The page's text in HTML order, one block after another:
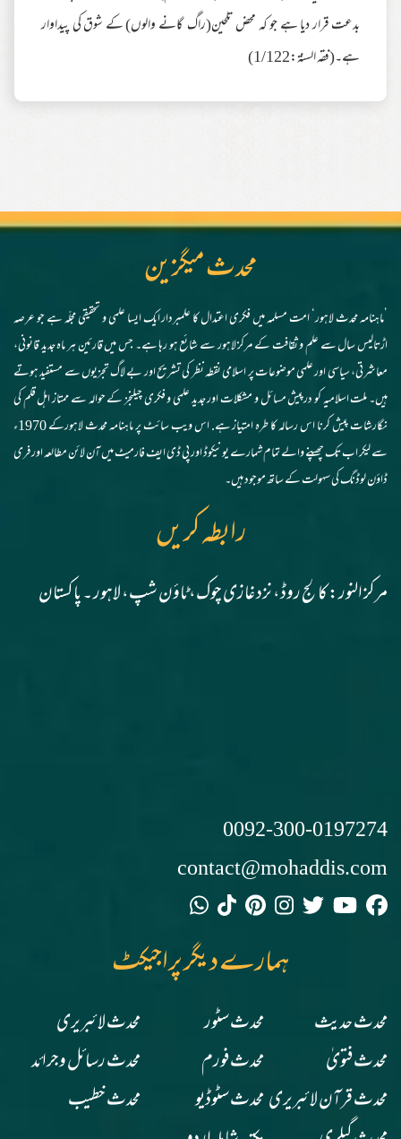
بدعت قرار دیا ہے جو کہ محض تلحین(راگ گانے والوں) کے شوق کی پیداوار
ہے۔(فقہ السنۃ:1/122)
محدث میگزین
’ماہنامہ محدث لاہور‘ امت مسلمہ میں فکری اعتدال کا علمبردار ایک ایسا علمی و تحقیقی مجلّہ ہے جو عرصہ
اڑتالیس سال سے علم و ثقافت کے مرکز لاہور سے شائع ہو رہا ہے۔ جس میں قارئین ہر ماہ جدید قانونی،
معاشرتی، سیاسی اور علمی موضوعات پر اسلامی نقطہ نظر کی تشریح اور بے لاگ تجزیوں سے مستفید ہوتے
ہیں۔ ملت اسلامیہ کو درپیش مسائل و مشکلات اور جدید علمی و فکری چیلنجز کے حوالہ سے ممتاز اہل قلم کی
نگارشات پیش کرنا اس رسالہ کا طرہ امتیاز ہے. اس ویب سائٹ پر ماہنامہ محدث لاہورکے 1970ء
سے لیکر اب تک چھپنے والے تمام شمارے یونیکوڈ اور پی ڈی ایف فارمیٹ میں آن لائن مطالعہ اور فری
ڈاؤن لوڈنگ کی سہولت کے ساتھ موجود ہیں۔
رابطہ کریں
مرکز النور: کالج روڈ، نزد غازی چوک، ٹاؤن شپ، لاہور ۔ پاکستان
0092-300-0197274
contact@mohaddis.com
ہمارے دیگر پراجیکٹ
محدث حدیث محدث سٹور
محدث لائبریری
محدث فتویٰ
محدث فورم
محدث رسائل وجرائد
محدث قرآن لائبریریمحدث سٹوڈیو
محدث خطیب